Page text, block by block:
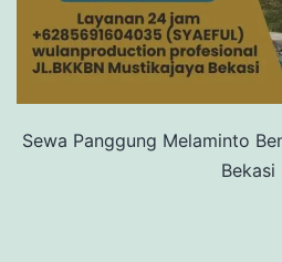
Sewa Panggung Melaminto
Bekasi